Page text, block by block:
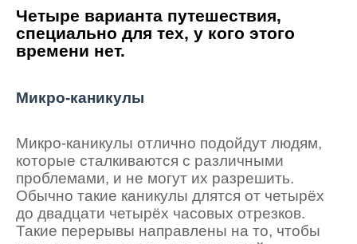
Четыре варианта путешествия,
специально для тех, у кого этого
времени нет.
Микро-каникулы
Микро-каникулы отлично подойдут людям,
которые сталкиваются с различными
проблемами, и не могут их разрешить.
Обычно такие каникулы длятся от четырёх
до двадцати четырёх часовых отрезков.
Такие перерывы направлены на то, чтобы